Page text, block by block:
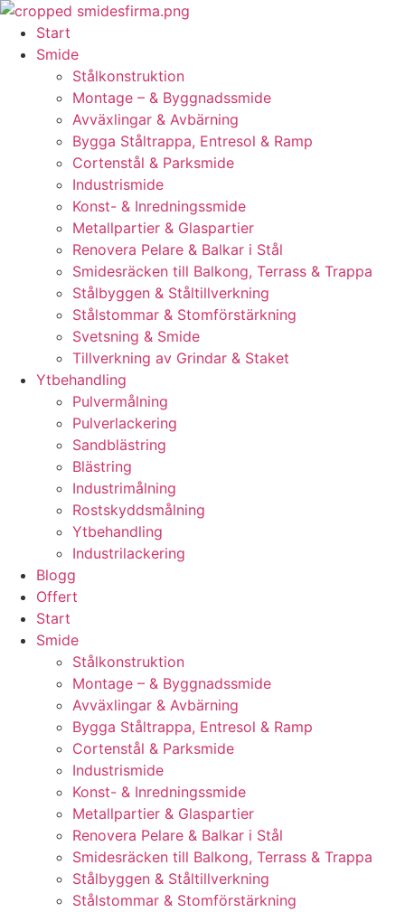
Skip
content
Start
Smide
Stålkonstruktion
Montage – & Byggnadssmide
Avväxlingar & Avbärning
Bygga Ståltrappa, Entresol & Ramp
Cortenstål & Parksmide
Industrismide
Konst- & Inredningssmide
Metallpartier & Glaspartier
Renovera Pelare & Balkar i Stål
Smidesräcken till Balkong, Terrass & Trappa
Stålbyggen & Ståltillverkning
Stålstommar & Stomförstärkning
Svetsning & Smide
Tillverkning av Grindar & Staket
Ytbehandling
Pulvermålning
Pulverlackering
Sandblästring
Blästring
Industrimålning
Rostskyddsmålning
Ytbehandling
Industrilackering
Blogg
Offert
Start
Smide
Stålkonstruktion
Montage – & Byggnadssmide
Avväxlingar & Avbärning
Bygga Ståltrappa, Entresol & Ramp
Cortenstål & Parksmide
Industrismide
Konst- & Inredningssmide
Metallpartier & Glaspartier
Renovera Pelare & Balkar i Stål
Smidesräcken till Balkong, Terrass & Trappa
Stålbyggen & Ståltillverkning
Stålstommar & Stomförstärkning